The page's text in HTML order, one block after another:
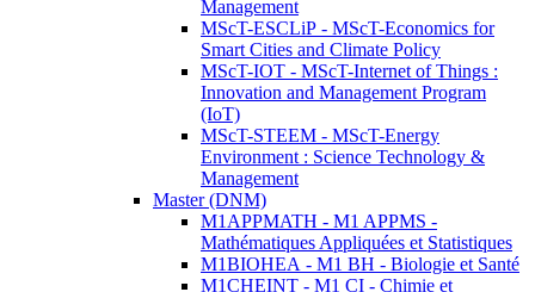
Management
MScT-ESCLiP - MScT-Economics for
Smart Cities and Climate Policy
MScT-IOT - MScT-Internet of Things :
Innovation and Management Program
(IoT)
MScT-STEEM - MScT-Energy
Environment : Science Technology &
Management
Master (DNM)
M1APPMATH - M1 APPMS -
Mathématiques Appliquées et Statistiques
M1BIOHEA - M1 BH - Biologie et Santé
M1CHEINT - M1 CI - Chimie et